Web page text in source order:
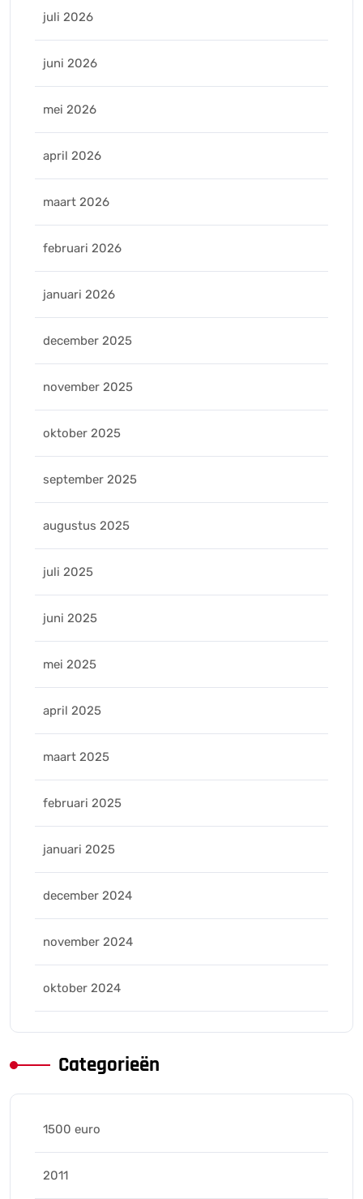
juli 2026
juni 2026
mei 2026
april 2026
maart 2026
februari 2026
januari 2026
december 2025
november 2025
oktober 2025
september 2025
augustus 2025
juli 2025
juni 2025
mei 2025
april 2025
maart 2025
februari 2025
januari 2025
december 2024
november 2024
oktober 2024
Categorieën
1500 euro
2011